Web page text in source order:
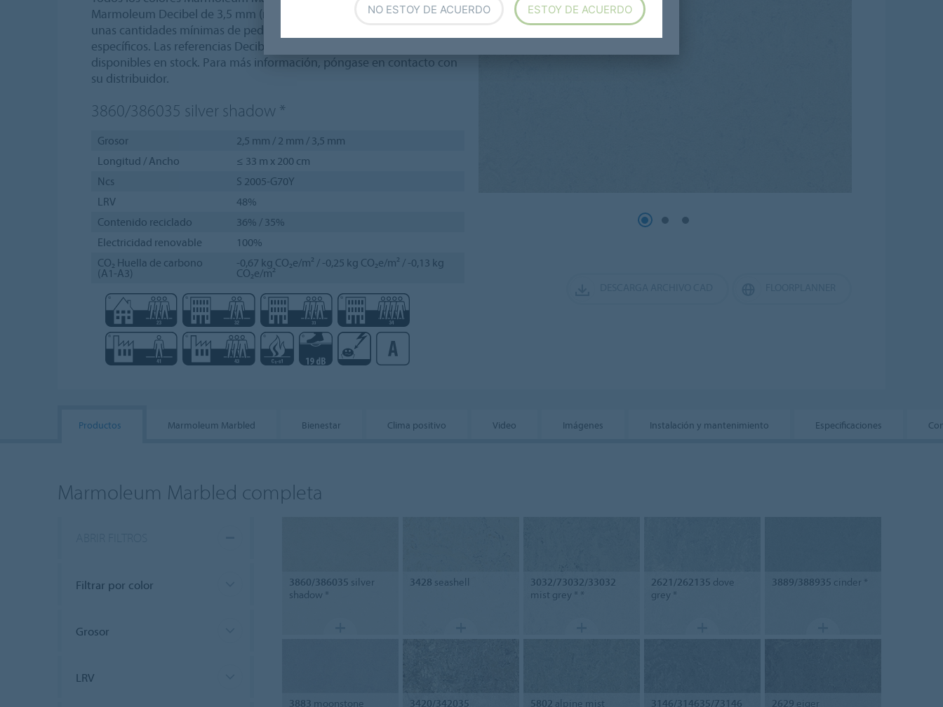
Marmoleum Decibel de 3,5 mm (reducción acústica de 18 dB), según
unas cantidades mínimas de pedido y unos plazos de entrega
específicos. Las referencias Decibel marcadas con un "*" están
disponibles en stock. Para más información, póngase en contacto con
su distribuidor.
3860/386035 silver shadow *
Grosor
2,5 mm / 2 mm / 3,5 mm
Longitud / Ancho
≤ 33 m x 200 cm
Ncs
S 2005-G70Y
LRV
48%
Contenido reciclado
36% / 35%
Electricidad renovable
100%
CO₂ Huella de carbono
(A1-A3)
-0,67 kg CO₂e/m² / -0,25 kg CO₂e/m² / -0,13 kg
CO₂e/m²
Productos Marmoleum Marbled Bienestar Clima positivo Video Imágenes Instalación y mantenimiento Especificaciones
Marmoleum Marbled completa
Filtrar por color
Grosor
LRV
3860/386035 silver
shadow *
3428 seashell
3032/73032/33032
mist grey * *
2621/262135 dove
grey *
3889/388935 cinder *
3883 moonstone
3420/342035
5802 alpine mist
3146/314635/73146
2629 eiger
NO ESTOY DE ACUERDO ESTOY DE ACUERDO